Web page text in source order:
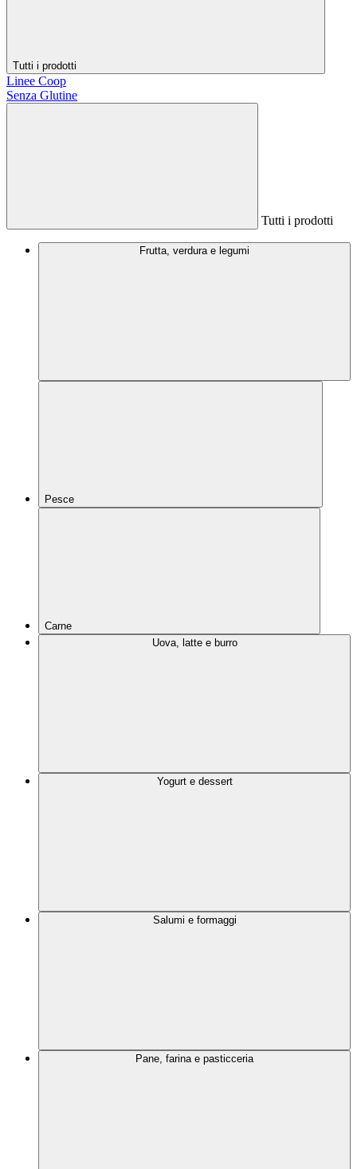
Tutti i prodotti
Linee Coop
Senza Glutine
Tutti i prodotti
Frutta, verdura e legumi
Pesce
Carne
Uova, latte e burro
Yogurt e dessert
Salumi e formaggi
Pane, farina e pasticceria